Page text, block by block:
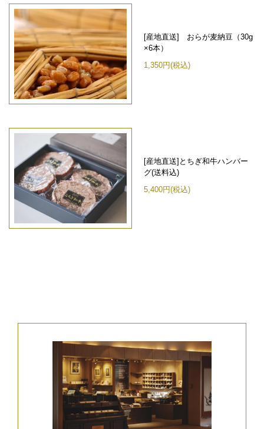
[産地直送] おらが麦納豆（30g
×6本）
1,350円(税込)
[産地直送]とちぎ和牛ハンバー
グ(送料込)
5,400円(税込)